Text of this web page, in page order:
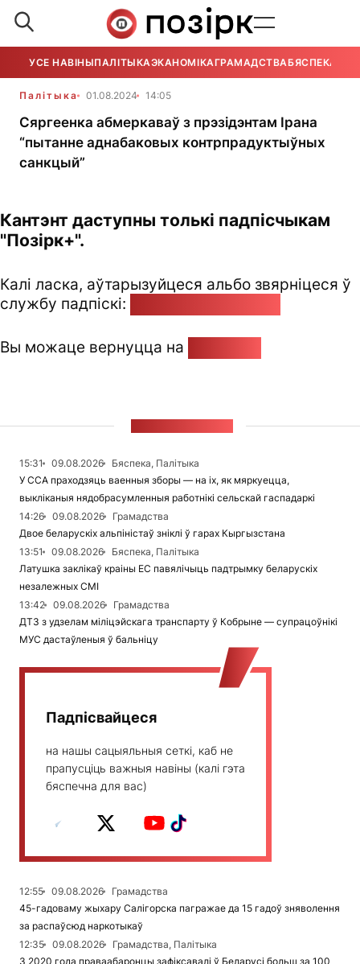
УСЕ НАВІНЫПАЛІТЫКАЭКАНОМІКАГРАМАДСТВАБЯСПЕКА
Палітыка 01.08.2024 14:05
Сяргеенка абмеркаваў з прэзідэнтам Ірана
“пытанне аднабаковых контрпрадуктыўных
санкцый”
Кантэнт даступны толькі падпісчыкам
"Позірк+".
Калі ласка, аўтарызуйцеся альбо звярніцеся ў
службу падпіскі:
Вы можаце вернуцца на
15:31 09.08.2026
Бяспека, Палітыка
У ССА праходзяць ваенныя зборы — на іх, як мяркуецца,
выкліканыя нядобрасумленныя работнікі сельскай гаспадаркі
14:26
09.08.2026
Грамадства
Двое беларускіх альпіністаў зніклі ў гарах Кыргызстана
13:51
09.08.2026
Бяспека, Палітыка
Латушка заклікаў краіны ЕС павялічыць падтрымку беларускіх
незалежных СМІ
13:42
09.08.2026
Грамадства
ДТЗ з удзелам міліцэйскага транспарту ў Кобрыне — супрацоўнікі
МУС дастаўленыя ў бальніцу
Падпісвайцеся
на нашы сацыяльныя сеткі, каб не
прапусціць важныя навіны (калі гэта
бяспечна для вас)
12:55 09.08.2026
Грамадства
45-гадоваму жыхару Салігорска пагражае да 15 гадоў зняволення
за распаўсюд наркотыкаў
12:35
09.08.2026
Грамадства, Палітыка
З 2020 года праваабаронцы зафіксавалі ў Беларусі больш за 100